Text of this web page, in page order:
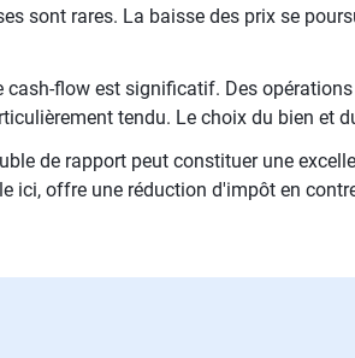
sont rares. La baisse des prix se
cash-flow est significatif. Des
tendu. Le choix du bien et
de rapport peut constituer une
ici, offre une réduction d'impôt en